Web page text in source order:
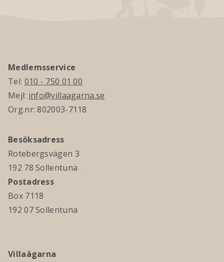
Medlemsservice
Tel: 010 - 750 01 00
Mejl: info@villaagarna.se
Org.nr: 802003-7118
Besöksadress
Rotebergsvägen 3
192 78 Sollentuna
Postadress
Box 7118
192 07 Sollentuna
Villaägarna